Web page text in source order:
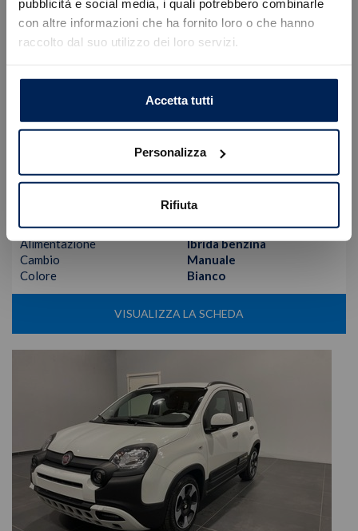
pubblicità e social media, i quali potrebbero combinarle
con altre informazioni che ha fornito loro o che hanno
raccolto dal suo utilizzo dei loro servizi.
Accetta tutti
Personalizza
Rifiuta
1.0 70cv Hybrid PANDA
14.700
02/2025
Chilometri
5.729
Alimentazione
Ibrida benzina
Cambio
Manuale
Colore
Bianco
VISUALIZZA LA SCHEDA
Caricamento veicoli non riuscito